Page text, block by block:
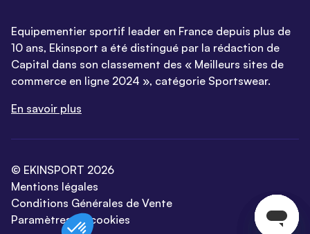
Equipementier sportif leader en France depuis plus de
10 ans, Ekinsport a été distingué par la rédaction de
Capital dans son classement des « Meilleurs sites de
commerce en ligne 2024 », catégorie Sportswear.
En savoir plus
© EKINSPORT 2026
Mentions légales
Conditions Générales de Vente
Paramètres de cookies